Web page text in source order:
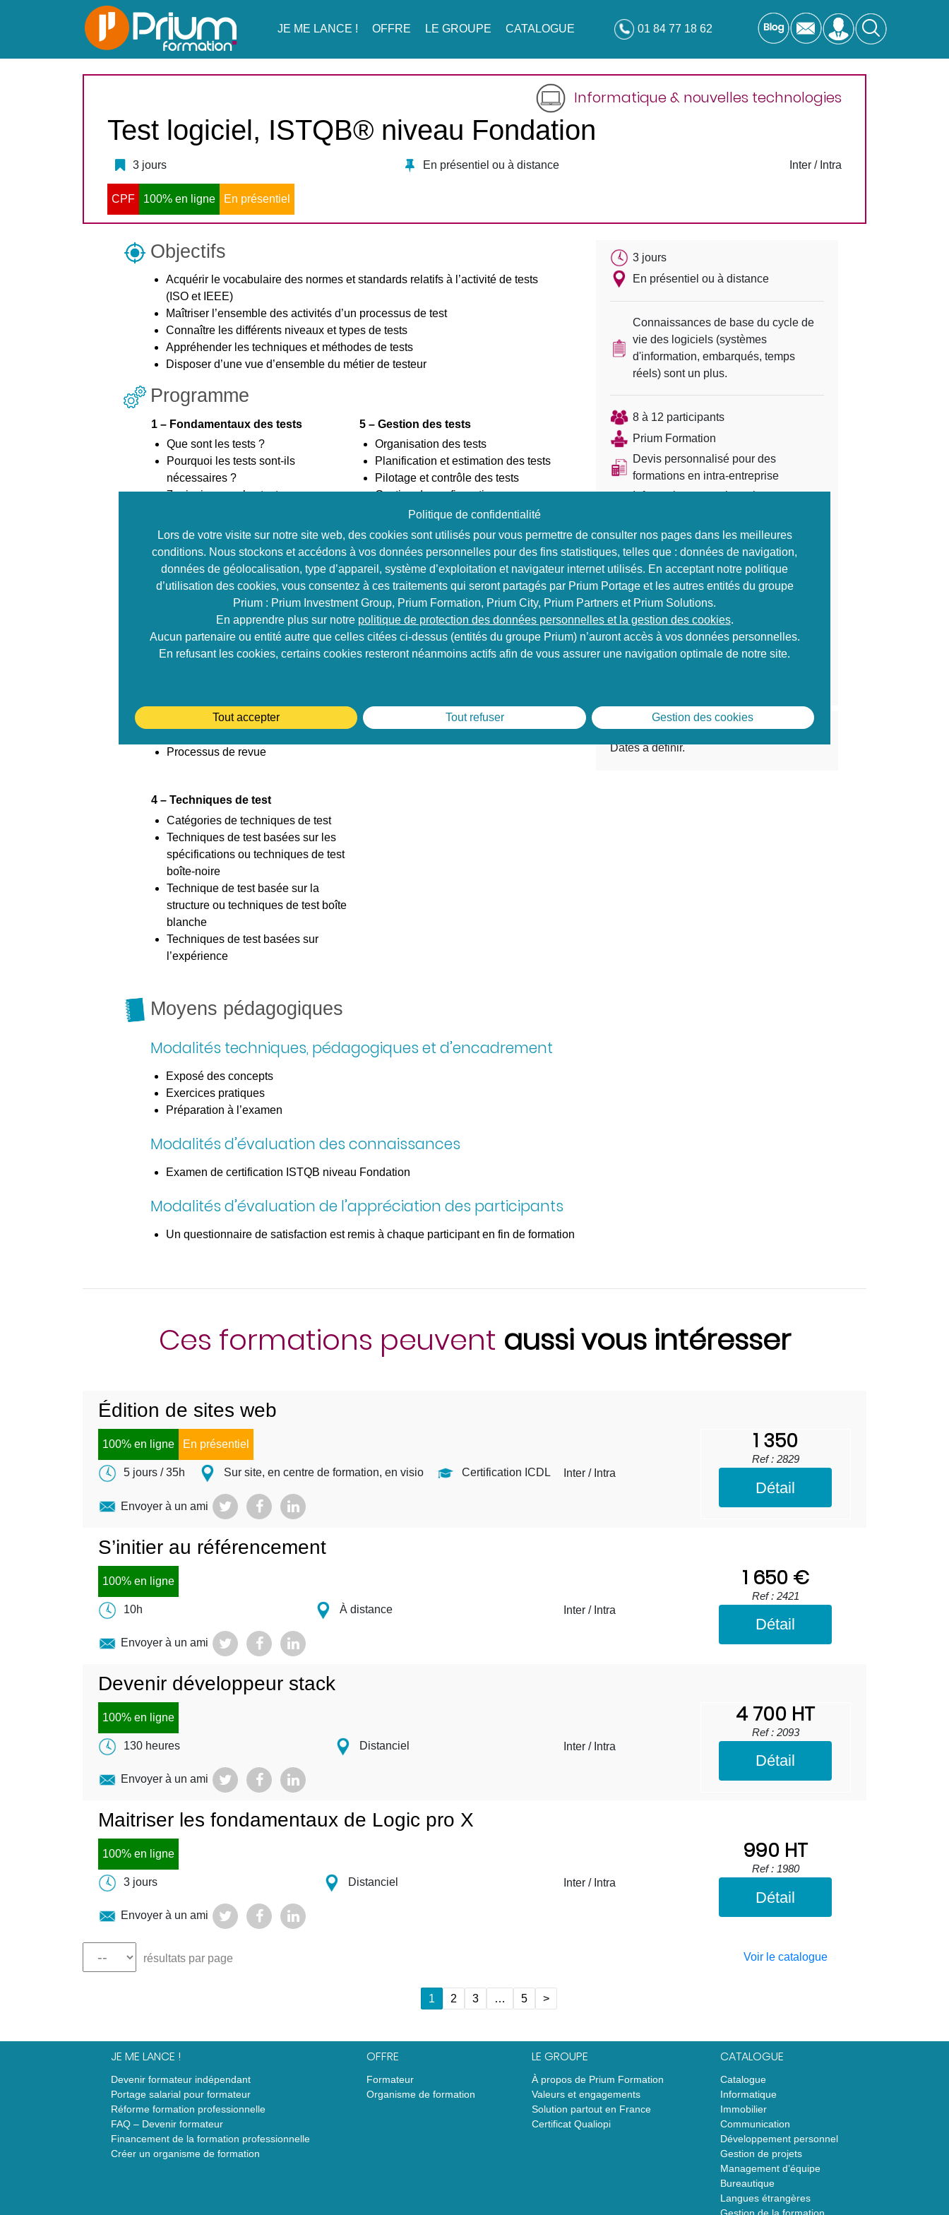
JE ME LANCE ! OFFRE LE GROUPE CATALOGUE 01 84 77 18 62
Informatique & nouvelles technologies
Test logiciel, ISTQB® niveau Fondation
3 jours En présentiel ou à distance Inter / Intra
CPF 100% en ligne En présentiel
Objectifs
Acquérir le vocabulaire des normes et standards relatifs à l’activité de tests
(ISO et IEEE)
Maîtriser l’ensemble des activités d’un processus de test
Connaître les différents niveaux et types de tests
Appréhender les techniques et méthodes de tests
Disposer d’une vue d’ensemble du métier de testeur
Programme
1 – Fondamentaux des tests
Que sont les tests ?
Pourquoi les tests sont-ils
nécessaires ?
7 principes sur les tests
La psychologie des tests
2 – Tester pendant le cycle de vie
du développement logiciel
Modèles de développement logiciel
Niveaux de tests
Types de tests
3 – Tests statiques
Processus de revue
4 – Techniques de test
Catégories de techniques de test
Techniques de test basées sur les
spécifications ou techniques de test
boîte-noire
Technique de test basée sur la
structure ou techniques de test boîte
blanche
Techniques de test basées sur
l’expérience
5 – Gestion des tests
Organisation des tests
Planification et estimation des tests
Pilotage et contrôle des tests
Gestion de configuration
Risques et tests
Gestion des défauts
6 – Outils de support aux tests
Introduction aux outils de test
Utilisation efficace des outils
Moyens pédagogiques
Modalités techniques, pédagogiques et d’encadrement
Exposé des concepts
Exercices pratiques
Préparation à l’examen
Modalités d’évaluation des connaissances
Examen de certification ISTQB niveau Fondation
Modalités d’évaluation de l’appréciation des participants
Un questionnaire de satisfaction est remis à chaque participant en fin de formation
3 jours
En présentiel ou à distance
Connaissances de base du cycle de
vie des logiciels (systèmes
d'information, embarqués, temps
réels) sont un plus.
8 à 12 participants
Prium Formation
Devis personnalisé pour des
formations en intra-entreprise
Information non exhaustive,
Ref : 1583 1 800 HT
S'inscrire
Prochaines sessions de formation
Dates à définir.
Ces formations peuvent aussi vous intéresser
Édition de sites web
100% en ligne En présentiel
5 jours / 35h Sur site, en centre de formation, en visio Certification ICDL Inter / Intra
Envoyer à un ami
1 350
Ref : 2829
Détail
S’initier au référencement
100% en ligne
10h À distance Inter / Intra
Envoyer à un ami
1 650 €
Ref : 2421
Détail
Devenir développeur stack
100% en ligne
130 heures Distanciel Inter / Intra
Envoyer à un ami
4 700 HT
Ref : 2093
Détail
Maitriser les fondamentaux de Logic pro X
100% en ligne
3 jours Distanciel Inter / Intra
Envoyer à un ami
990 HT
Ref : 1980
Détail
résultats par page Voir le catalogue
1 2 3 … 5 >
JE ME LANCE !
Devenir formateur indépendant
Portage salarial pour formateur
Réforme formation professionnelle
FAQ – Devenir formateur
Financement de la formation professionnelle
Créer un organisme de formation
OFFRE
Formateur
Organisme de formation
LE GROUPE
À propos de Prium Formation
Valeurs et engagements
Solution partout en France
Certificat Qualiopi
CATALOGUE
Catalogue
Informatique
Immobilier
Communication
Développement personnel
Gestion de projets
Management d’équipe
Bureautique
Langues étrangères
Politique de confidentialité
Lors de votre visite sur notre site web, des cookies sont utilisés pour vous permettre de consulter nos pages dans les meilleures
conditions. Nous stockons et accédons à vos données personnelles pour des fins statistiques, telles que : données de navigation,
données de géolocalisation, type d’appareil, système d’exploitation et navigateur internet utilisés. En acceptant notre politique
d’utilisation des cookies, vous consentez à ces traitements qui seront partagés par Prium Portage et les autres entités du groupe
Prium : Prium Investment Group, Prium Formation, Prium City, Prium Partners et Prium Solutions.
En apprendre plus sur notre politique de protection des données personnelles et la gestion des cookies.
Aucun partenaire ou entité autre que celles citées ci-dessus (entités du groupe Prium) n’auront accès à vos données personnelles.
En refusant les cookies, certains cookies resteront néanmoins actifs afin de vous assurer une navigation optimale de notre site.
Tout accepter Tout refuser Gestion des cookies